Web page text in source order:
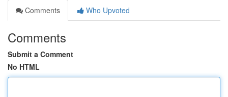
Comments
Who Upvoted
Comments
Submit a Comment
No HTML